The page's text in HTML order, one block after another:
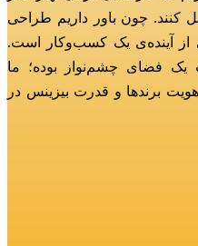
کنند. چون باور داریم طراحی
از آینده‌ی یک کسب‌وکار است.
فضای چشم‌نواز بوده؛ ما
برندها و قدرت بیزینس در